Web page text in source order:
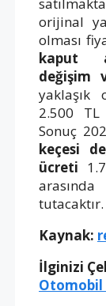
orijinal
olması
kaput
değişim
yaklaşık
2.500 TL
Sonuç
keçesi
ücreti
tutacaktır.
Kaynak:
İlginizi
Otomobil